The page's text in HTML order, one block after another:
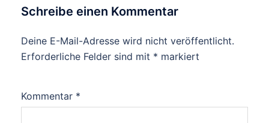
Schreibe einen Kommentar
Deine E-Mail-Adresse wird nicht veröffentlicht.
Erforderliche Felder sind mit * markiert
Kommentar *